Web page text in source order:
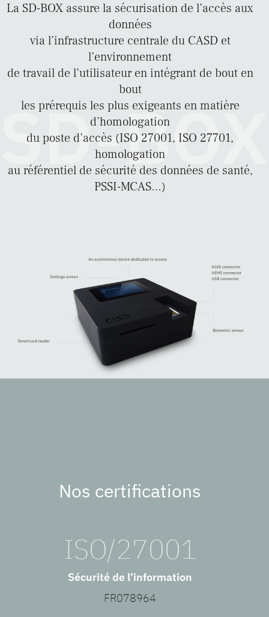
La SD-BOX assure la sécurisation de l’accès aux
données
via l’infrastructure centrale du CASD et
l’environnement
de travail de l’utilisateur en intégrant de bout en
bout
les prérequis les plus exigeants en matière
d’homologation
du poste d’accès (ISO 27001, ISO 27701,
homologation
au référentiel de sécurité des données de santé,
PSSI-MCAS…)
Nos certifications
ISO/27001
Sécurité de l’information
FR078964